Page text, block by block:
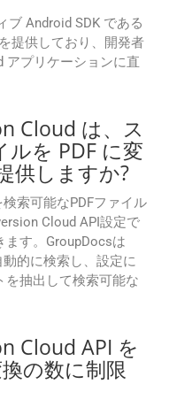
ブ Android SDK である
提供しており、開発者
アプリケーションに直
Cloud は、ス
ルを PDF に変
供しますか?
索可能なPDFファイル
Cloud API設定で
ます。GroupDocsは
的に検索し、設定に
を抽出して検索可能な
Cloud API を
の数に制限